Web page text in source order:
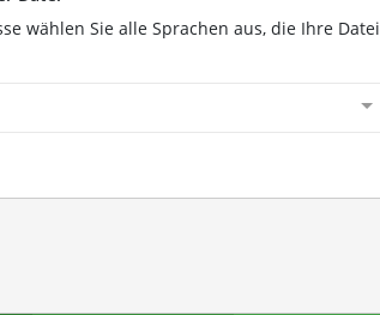
wählen Sie alle Sprachen aus, die Ihre Datei